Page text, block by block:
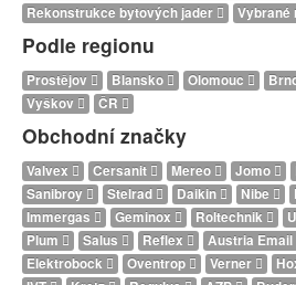
Rekonstrukce bytových jader
Vybrané
Podle regionu
Prostějov Blansko Olomouc
Vyškov
ČR
Obchodní značky
Valvex Cersanit Mereo Jomo
Sanibroy
Stelrad Daikin Nibe
Immergas
Geminox Roltechnik
Plum
Salus Reflex Austria Email
Elektrobock
Oventrop Verner